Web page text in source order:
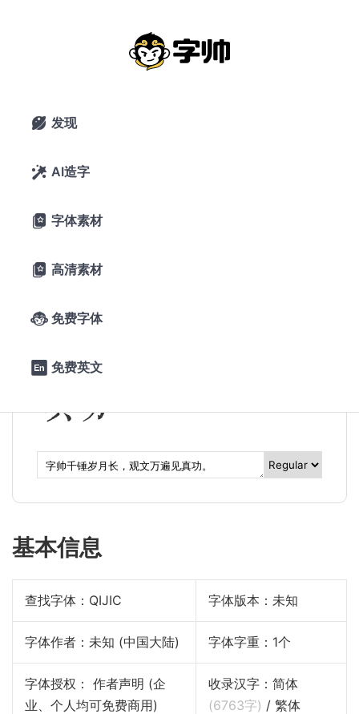
 发现
 AI造字
 字体素材
 高清素材
 免费字体
 免费英文
黄令东齐伋复刻：精品华夏文字传承复
刻字体免费商用
0 下载
21条评论
字帅千锤岁月
长，观文万遍见
真功。
基本信息
查找字体： QIJIC 字体版本：未知
字体作者：未知 (中国大陆) 字体字重：1个
字体授权： 作者声明 (企
业、个人均可免费商用)
收录汉字：简体
(6763字) / 繁体